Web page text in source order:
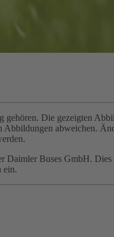
Die gezeigten
abweichen.
Daimler Buses GmbH.
ein.